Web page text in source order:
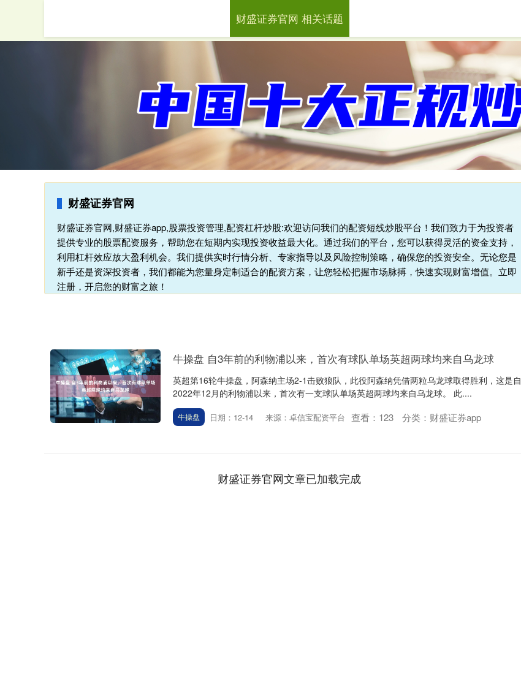
财盛证券官网
财盛证券官网
财盛证券官网,财盛证券app,股票投资管理,配资杠杆炒股:欢迎访问我们的配资短线炒股平台！我们致力于为投资者
提供专业的股票配资服务，帮助您在短期内实现投资收益最大化。通过我们的平台，您可以获得灵活的资金支持，
利用杠杆效应放大盈利机会。我们提供实时行情分析、专家指导以及风险控制策略，确保您的投资安全。无论您是
新手还是资深投资者，我们都能为您量身定制适合的配资方案，让您轻松把握市场脉搏，快速实现财富增值。立即
注册，开启您的财富之旅！
财盛证券官网 相关话题
牛操盘 自3年前的利物浦以来，首次有球队单场英超两球均来自乌龙球
英超第16轮牛操盘，阿森纳主场2-1击败狼队，此役阿森纳凭借两粒乌龙球取得胜利，这是自
2022年12月的利物浦以来，首次有一支球队单场英超两球均来自乌龙球。 此....
牛操盘 日期：12-14 来源：卓信宝配资平台 查看： 123 分类： 财盛证券app
财盛证券官网文章已加载完成